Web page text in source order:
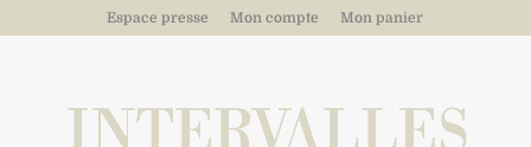
Espace presse Mon compte Mon panier